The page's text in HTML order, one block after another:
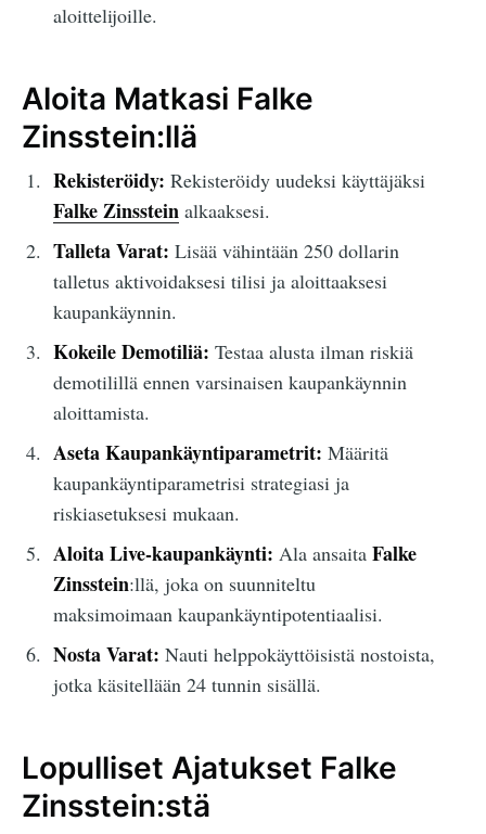
aloittelijoille.
Aloita Matkasi Falke
Zinsstein:llä
Rekisteröidy: Rekisteröidy uudeksi käyttäjäksi
Falke Zinssteinalkaaksesi.
Talleta Varat: Lisää vähintään 250 dollarin
talletus aktivoidaksesi tilisi ja aloittaaksesi
kaupankäynnin.
Kokeile Demotiliä: Testaa alusta ilman riskiä
demotilillä ennen varsinaisen kaupankäynnin
aloittamista.
Aseta Kaupankäyntiparametrit: Määritä
kaupankäyntiparametrisi strategiasi ja
riskiasetuksesi mukaan.
Aloita Live-kaupankäynti: Ala ansaita Falke
Zinsstein:llä, joka on suunniteltu
maksimoimaan kaupankäyntipotentiaalisi.
Nosta Varat: Nauti helppokäyttöisistä nostoista,
jotka käsitellään 24 tunnin sisällä.
Lopulliset Ajatukset Falke
Zinsstein:stä